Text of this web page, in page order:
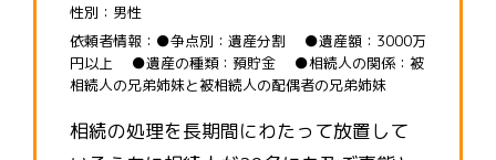
性別：男性
依頼者情報：●争点別：遺産分割 ●遺産額：3000万
円以上 ●遺産の種類：預貯金 ●相続人の関係：被
相続人の兄弟姉妹と被相続人の配偶者の兄弟姉妹
相続の処理を長期間にわたって放置して